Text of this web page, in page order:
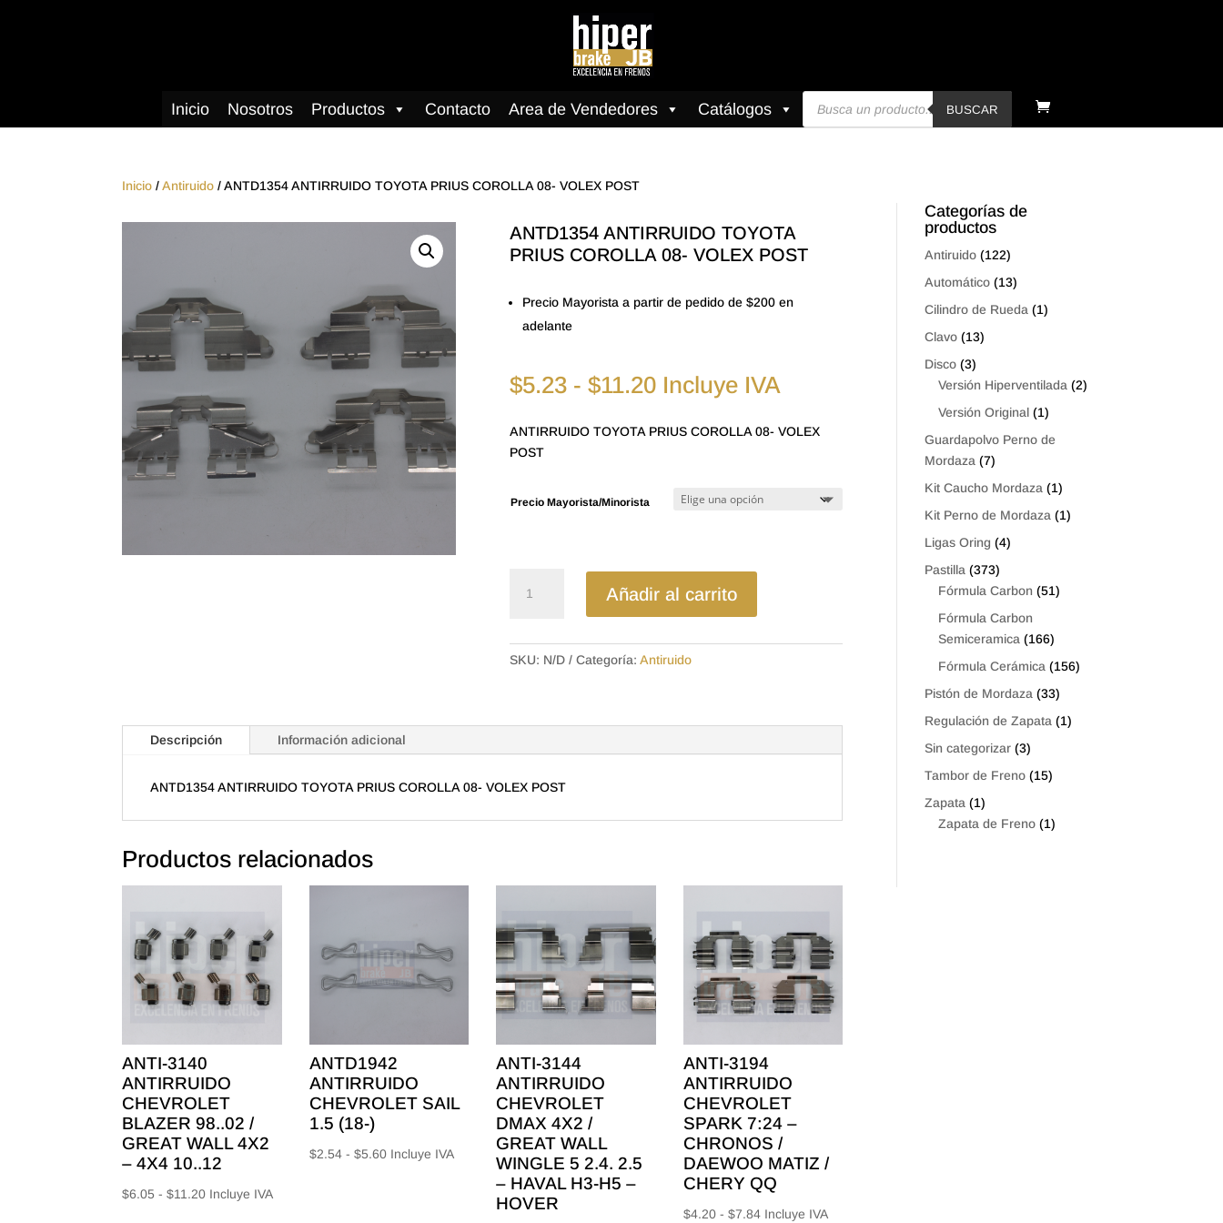
Inicio Nosotros Productos Contacto Area de Vendedores Catálogos
Búsqueda
BUSCAR
Inicio /Antiruido / ANTD1354 ANTIRRUIDO TOYOTA PRIUS COROLLA 08- VOLEX POST
ANTD1354 ANTIRRUIDO TOYOTA
PRIUS COROLLA 08- VOLEX POST
Precio Mayorista a partir de pedido de $200 en
adelante
$5.23 - $11.20Rango
precios:
hasta
$11.20
Incluye IVA
ANTIRRUIDO TOYOTA PRIUS COROLLA 08- VOLEX
POST
Precio Mayorista/Minorista
ANTIRRUIDO
PRIUS
COROLLA
POST
Añadir al carrito
SKU: N/D Categoría: Antiruido
Descripción Información adicional
ANTD1354 ANTIRRUIDO TOYOTA PRIUS COROLLA 08- VOLEX POST
Productos relacionados
ANTI-3140
ANTIRRUIDO
CHEVROLET
BLAZER 98..02 /
GREAT WALL 4X2
– 4X4 10..12
$6.05 - $11.20Rango
Incluye IVA
ANTD1942
ANTIRRUIDO
CHEVROLET SAIL
1.5 (18-)
$2.54 - $5.60Rango
Incluye IVA
ANTI-3144
ANTIRRUIDO
CHEVROLET
DMAX 4X2 /
GREAT WALL
WINGLE 5 2.4. 2.5
– HAVAL H3-H5 –
HOVER
ANTI-3194
ANTIRRUIDO
CHEVROLET
SPARK 7:24 –
CHRONOS /
DAEWOO MATIZ /
CHERY QQ
$4.20 - $7.84Rango
Incluye IVA
Categorías de
productos
Antiruido (122)
Automático (13)
Cilindro de Rueda (1)
Clavo (13)
Disco (3)
Versión Hiperventilada (2)
Versión Original (1)
Guardapolvo Perno de
Mordaza (7)
Kit Caucho Mordaza (1)
Kit Perno de Mordaza (1)
Ligas Oring (4)
Pastilla (373)
Fórmula Carbon (51)
Fórmula Carbon
Semiceramica (166)
Fórmula Cerámica (156)
Pistón de Mordaza (33)
Regulación de Zapata (1)
Sin categorizar (3)
Tambor de Freno (15)
Zapata (1)
Zapata de Freno (1)